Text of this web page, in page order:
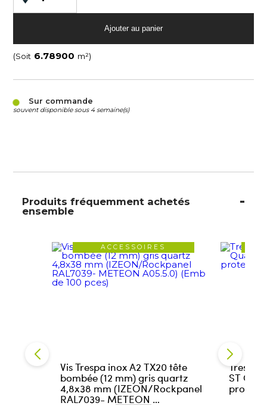
(Soit m²)
Sur commande
souvent disponible sous 4 semaine(s)
Produits fréquemment achetés
ensemble
ACCESSOIRES
Vis Trespa inox A2 TX20 tête
bombée (12 mm) gris quartz
4,8x38 mm (IZEON/Rockpanel
RAL7039- METEON …
Trespa
ST